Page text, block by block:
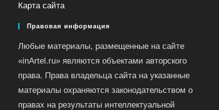
Карта сайта
Правовая информация
Любые материалы, размещенные на сайте
«inArtel.ru» являются объектами авторского
права. Права владельца сайта на указанные
материалы охраняются законодательством о
правах на результаты интеллектуальной